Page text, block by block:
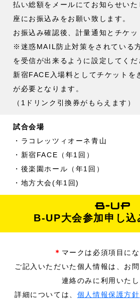
払い総額をメールにてお知らせいた
座にお振込みをお願い致します。
お振込み確認後、計量通知とチケッ
※迷惑MAIL防止対策をされている
を受信が出来るように設定してくだ
新宿FACE入場料としてチケットを
が必要となります。
（1ドリンク引換券がもらえます）
試合会場
・ラコレッツィオーネ青山
・新宿FACE（年1回）
・後楽園ホール（年1回）
・地方大会(年1回)
B-UP大会参加申し込
＊ マークは必須項目にな
ご記入いただいた個人情報は、お
連絡のみに利用いたし
詳細については、 個人情報保護方針